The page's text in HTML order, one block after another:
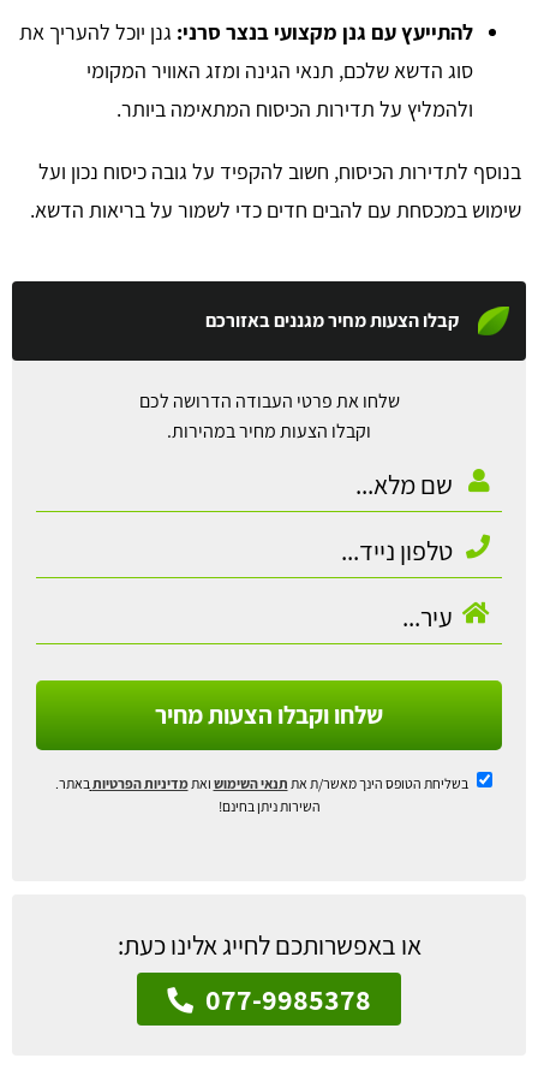
להתייעץ עם גנן מקצועי בנצר סרני: גנן יוכל להעריך את
סוג הדשא שלכם, תנאי הגינה ומזג האוויר המקומי
ולהמליץ על תדירות הכיסוח המתאימה ביותר.
בנוסף לתדירות הכיסוח, חשוב להקפיד על גובה כיסוח נכון ועל
שימוש במכסחת עם להבים חדים כדי לשמור על בריאות הדשא.
קבלו הצעות מחיר מגננים באזורכם
שלחו את פרטי העבודה הדרושה לכם
וקבלו הצעות מחיר במהירות.
שלחו וקבלו הצעות מחיר
בשליחת הטופס הינך מאשר/ת את תנאי השימוש ואתמדיניות הפרטיות באתר.
השירות ניתן בחינם!
או באפשרותכם לחייג אלינו כעת:
077-9985378